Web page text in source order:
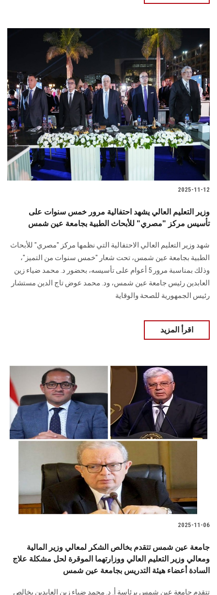
2025-11-12
وزير التعليم العالي يشهد احتفالية مرور خمس سنوات على
تأسيس مركز "مصري" للأبحاث الطبية بجامعة عين شمس
شهد وزير التعليم العالي الاحتفالية التي نظمها مركز "مصري" للأبحاث
الطبية بجامعة عين شمس، تحت شعار "خمس سنوات من التميز"،
وذلك بمناسبة مرور 5 أعوام على تأسيسه، بحضور د. محمد ضياء زين
العابدين رئيس جامعة عين شمس، ود. محمد عوض تاج الدين مستشار
رئيس الجمهورية للصحة والوقاية
اقرأ المزيد
2025-11-06
جامعة عين شمس تتقدم بخالص الشكر لمعالي وزير المالية
ومعالي وزير التعليم العالي ووزارتهما الموقرة لحل مشكلة علاج
السادة أعضاء هيئة التدريس بجامعة عين شمس
تتقدم جامعة عين شمس برئاسة أ. د. محمد ضياء زين العابدين بخالص